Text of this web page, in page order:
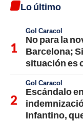
Lo último
Gol Caracol
No para la
Barcelona;
situación es
Gol Caracol
Escándalo
Infantino,